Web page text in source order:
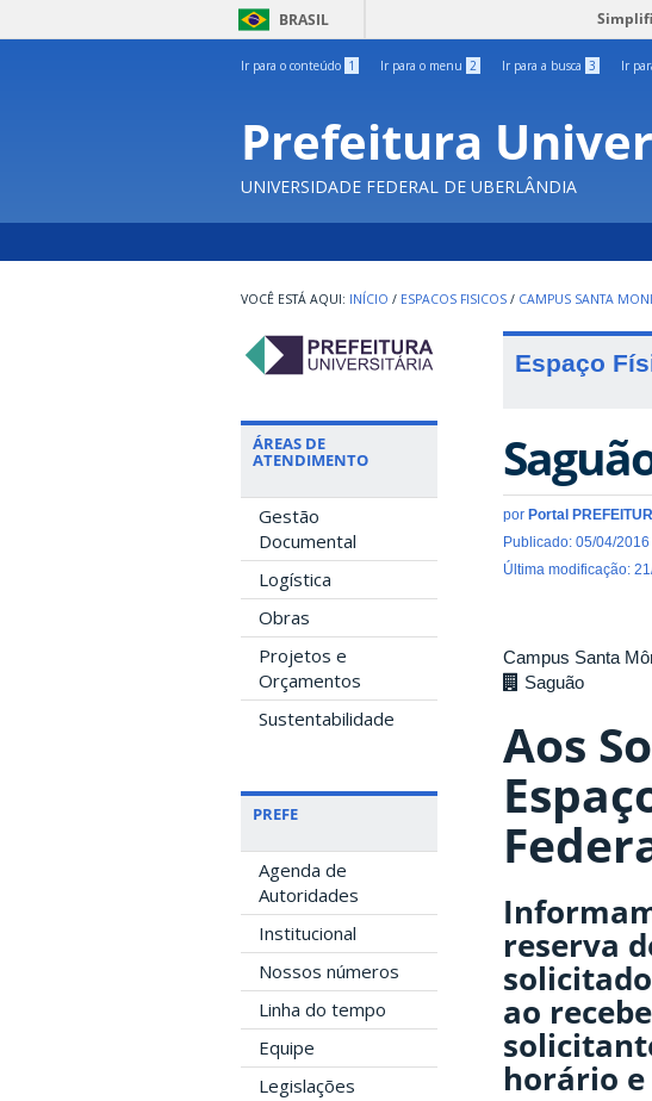
BRASIL
Ir para o conteúdo 1 Ir para o menu 2 Ir para a busca 3 Ir
Prefeitura
UNIVERSIDADE FEDERAL DE UBERLÂNDIA
INÍCIO / ESPACOS FISICOS / CAMPUS SANTA
ÁREAS DE
ATENDIMENTO
Gestão
Documental
Logística
Obras
Projetos e
Orçamentos
Sustentabilidade
PREFE
Agenda de
Autoridades
Institucional
Nossos números
Linha do tempo
Equipe
Legislações
Espaço
por Portal
Publicado: 05/04/2016
Última modificação:
Campus Santa
Saguão
Aos
reserva
ao
horário